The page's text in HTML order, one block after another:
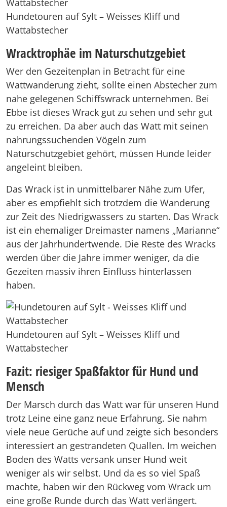
Hundetouren auf Sylt – Weisses Kliff und
Wattabstecher
Wracktrophäe im Naturschutzgebiet
Wer den Gezeitenplan in Betracht für eine
Wattwanderung zieht, sollte einen Abstecher zum
nahe gelegenen Schiffswrack unternehmen. Bei
Ebbe ist dieses Wrack gut zu sehen und sehr gut
zu erreichen. Da aber auch das Watt mit seinen
nahrungssuchenden Vögeln zum
Naturschutzgebiet gehört, müssen Hunde leider
angeleint bleiben.
Das Wrack ist in unmittelbarer Nähe zum Ufer,
aber es empfiehlt sich trotzdem die Wanderung
zur Zeit des Niedrigwassers zu starten. Das Wrack
ist ein ehemaliger Dreimaster namens „Marianne“
aus der Jahrhundertwende. Die Reste des Wracks
werden über die Jahre immer weniger, da die
Gezeiten massiv ihren Einfluss hinterlassen
haben.
Hundetouren auf Sylt – Weisses Kliff und
Wattabstecher
Fazit: riesiger Spaßfaktor für Hund und
Mensch
Der Marsch durch das Watt war für unseren Hund
trotz Leine eine ganz neue Erfahrung. Sie nahm
viele neue Gerüche auf und zeigte sich besonders
interessiert an gestrandeten Quallen. Im weichen
Boden des Watts versank unser Hund weit
weniger als wir selbst. Und da es so viel Spaß
machte, haben wir den Rückweg vom Wrack um
eine große Runde durch das Watt verlängert.